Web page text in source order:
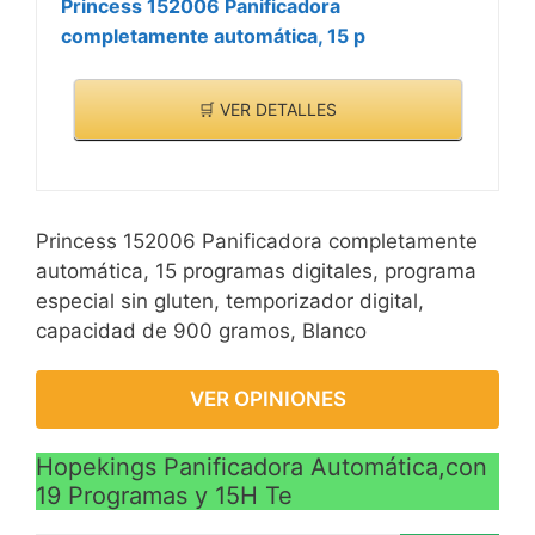
Princess 152006 Panificadora
completamente automática, 15 p
🛒 VER DETALLES
Princess 152006 Panificadora completamente
automática, 15 programas digitales, programa
especial sin gluten, temporizador digital,
capacidad de 900 gramos, Blanco
VER OPINIONES
Hopekings Panificadora Automática,con
19 Programas y 15H Te